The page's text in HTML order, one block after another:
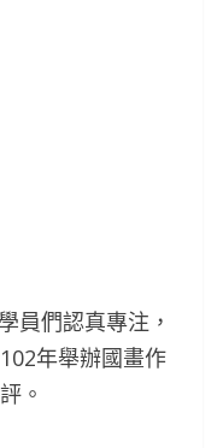
員們認真專注，
年舉辦國畫作
。